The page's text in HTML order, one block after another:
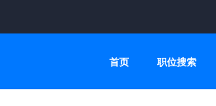
首页 职位搜索